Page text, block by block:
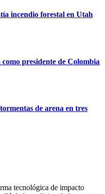
incendio forestal en Utah
presidente de Colombia
de arena en tres
tecnológica de impacto